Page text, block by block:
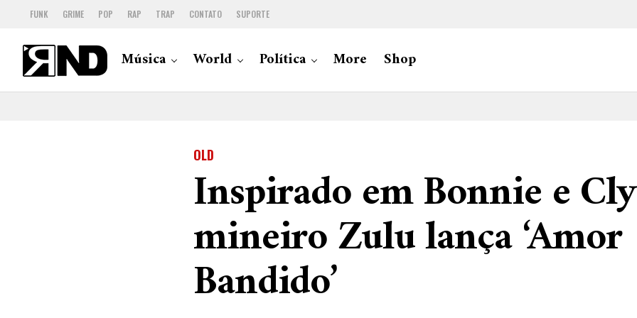
FUNK GRIME POP RAP TRAP CONTATO SUPORTE
Música World Política More Shop
OLD
Inspirado em Bonnie e
mineiro Zulu lança ‘Amor
Bandido’